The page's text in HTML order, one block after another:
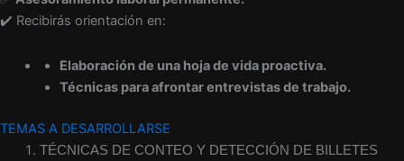
✔️ Recibirás orientación en:
Elaboración de una hoja de vida proactiva.
Técnicas para afrontar entrevistas de trabajo.
TEMAS A DESARROLLARSE
TÉCNICAS DE CONTEO Y DETECCIÓN DE BILLETES